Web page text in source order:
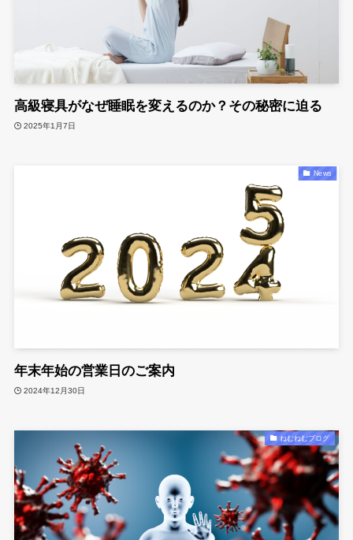
高級寝具がなぜ睡眠を変えるのか？その秘密に迫る
2025年1月7日
News
年末年始の営業日のご案内
2024年12月30日
ねむねむブログ